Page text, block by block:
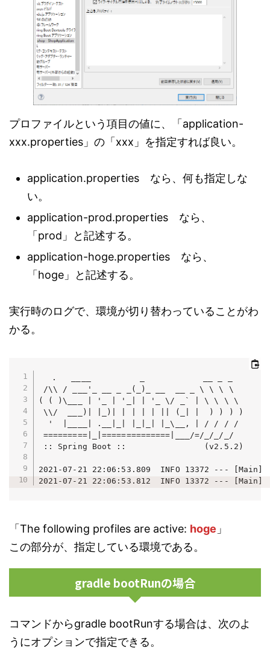
プロファイルという項目の値に、「application-
xxx.properties」の「xxx」を指定すれば良い。
application.properties なら、何も指定しな
い。
application-prod.properties なら、
「prod」と記述する。
application-hoge.properties なら、
「hoge」と記述する。
実行時のログで、環境が切り替わっていることがわ
かる。
  .   ____          _            __ _ _
/\\ / ___'_ __ _ _(_)_ __  __ _ \ \ \ \
( ( )\___ | '_ | '_| | '_ \/ _` | \ \ \ \
\\/  ___)| |_)| | | | | || (_| |  ) ) ) )
  '  |____| .__|_| |_|_| |_\__, | / / / /
=========|_|==============|___/=/_/_/_/
:: Spring Boot ::                (v2.5.2)
2021-07-21 22:06:53.809  INFO 13372 ---
2021-07-21 22:06:53.812  INFO 13372 ---
「The following profiles are active: hoge 」
この部分が、指定している環境である。
gradle bootRunの場合
コマンドからgradle bootRunする場合は、次のよ
うにオプションで指定できる。